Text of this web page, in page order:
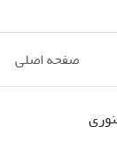
صفحه اصلی